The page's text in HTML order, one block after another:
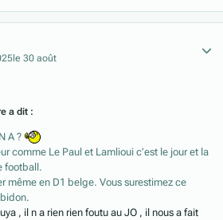
le 30 août
a dit :
A ?
comme Le Paul et Lamlioui c’est le jour et la
football.
même en D1 belge. Vous surestimez ce
, il n a rien rien foutu au JO , il nous a fait